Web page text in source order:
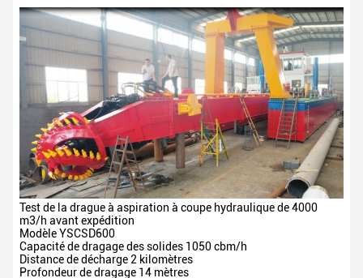
Test de la drague à aspiration à coupe hydraulique de 4000
m3/h avant expédition
Modèle YSCSD600
Capacité de dragage des solides 1050 cbm/h
Distance de décharge 2 kilomètres
Profondeur de dragage 14 mètres